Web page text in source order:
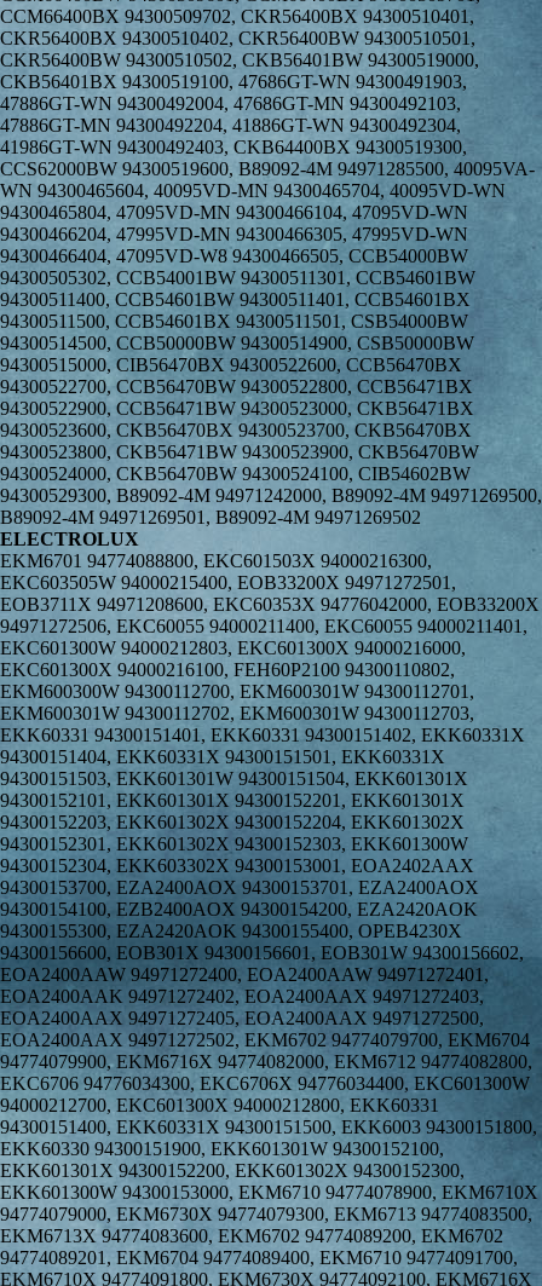
ELECTROLUX
EKM6701 94774088800, EKC601503X 94000216300, EKC603505W 94000215400, EOB33200X 94971272501, EOB3711X 94971208600, EKC60353X 94776042000, EOB33200X 94971272506, EKC60055 94000211400, EKC60055 94000211401, EKC601300W 94000212803, EKC601300X 94000216000, EKC601300X 94000216100, FEH60P2100 94300110802, EKM600300W 94300112700, EKM600301W 94300112701, EKM600301W 94300112702, EKM600301W 94300112703, EKK60331 94300151401, EKK60331 94300151402, EKK60331X 94300151404, EKK60331X 94300151501, EKK60331X 94300151503, EKK601301W 94300151504, EKK601301X 94300152101, EKK601301X 94300152201, EKK601301X 94300152203, EKK601302X 94300152204, EKK601302X 94300152301, EKK601302X 94300152303, EKK601300W 94300152304, EKK603302X 94300153001, EOA2402AAX 94300153700, EZA2400AOX 94300153701, EZA2400AOX 94300154100, EZB2400AOX 94300154200, EZA2420AOK 94300155300, EZA2420AOK 94300155400, OPEB4230X 94300156600, EOB301X 94300156601, EOB301W 94300156602, EOA2400AAW 94971272400, EOA2400AAW 94971272401, EOA2400AAK 94971272402, EOA2400AAX 94971272403, EOA2400AAX 94971272405, EOA2400AAX 94971272500, EOA2400AAX 94971272502, EKM6702 94774079700, EKM6704 94774079900, EKM6716X 94774082000, EKM6712 94774082800, EKC6706 94776034300, EKC6706X 94776034400, EKC601300W 94000212700, EKC601300X 94000212800, EKK60331 94300151400, EKK60331X 94300151500, EKK6003 94300151800, EKK60330 94300151900, EKK601301W 94300152100, EKK601301X 94300152200, EKK601302X 94300152300, EKK601300W 94300153000, EKM6710 94774078900, EKM6710X 94774079000, EKM6730X 94774079300, EKM6713 94774083500, EKM6713X 94774083600, EKM6702 94774089200, EKM6702 94774089201, EKM6704 94774089400, EKM6710 94774091700, EKM6710X 94774091800, EKM6730X 94774092100, EKM6716X 94774093900, EKM6712 94774094700, EKK60331 94774095800, EKK60331X 94774095900, EKK601301W 94774097000, EKK601301X 94774097100, EKK601302X 94774097400, EKK603302X 94774097700, EKK601300W 94774098500, EKK6003 94774098800, EKK60330 94774099000, EKC6706 94776040800, EKC6706X 94776040900, EKC601300W 94776042900, EKC601300X 94776043000, EOB3738X 94971185000, EOB3738X 94971226000, EOB33200X 94971251300, EOB31003X 94971251400, EKD607702W 94000231800, EKD607752X 94000231900, EOC6800X 94971191400, EOC6800X 94971191401, EOC6695X 94971193100, EOC6695X 94971226100, EOC6695X 94971226101, ESOPMSS 94971228200, ESOPMSS 94971228201, EKM607703W 94300131902, ESOPMSS 94971172001, EOC6695X 94971184200, EOC6695X 94971184201, EOC6800X 94971185500, ESOPMSS 94971193300, EKM6701X 94780504200, EKC6780X 94782500600, EKC607700W 94000230202, EKD607702X 94000231700, EKD607752W 94000232000, EKD607753X 94000232100, EKD607753W 94000232200, EKC607702W 94000232700, EKM607701W 94300130402, EKM607701W 94300130403, EKM606700W 94300130502, EKM606700W 94300130503, EKM607703W 94300131900, EKM607703W 94300131901, EKM70571X 94316901800, EOC69611X 94971294200, EOC69611X 94971294201, EOC69612X 94971294300, EOC69612X 94971294301, EOC66700X 94971303700, EOC55110X 94971304200, EKC60001W 94000201501, FHH6885GK 94000212203, EKC601300W 94000212703, EKD600500W 94000214205, EKD603500W 94000214405, EKC60005W 94000216701, EKC60007W 94000216901, EKD60005W 94000217101, EKD60008W 94000217201, EKD60008X 94000217301, EKC605302S 94000221900, EKC60007X 94000222800, EKE6005 94000250402, EKM60032 94300110503, EKM603501W 94300111804, EKM603501W 94300111805, EKM603501W 94300111806, EKM603501X 94300111904, EKM603501X 94300111905, EKM603501X 94300111906, EKK6005 94300151604, EKK6005 94300151605, EKK6005 94300151606, EKK603506X 94300155702, EKK603506X 94300155704, EKK603507X 94300156801, EKK603507X 94300156802, EKK603507X 94300156803, EKE511503W 94300400000, EKE511503W 94300400001, EKC513516W 94300400400, EKC513516W 94300400401, EKC513516W 94300400402, EKC513516X 94300400500, EKC513516X 94300400501, EKC513516X 94300400502, EKC513517W 94300400600, EKC513517W 94300400601, EKC513517W 94300400602, EKC513517X 94300400700, EKC513517X 94300400701, EKC513517X 94300400702, EKD513503X 94300400800, EKD513503X 94300400801, EKD513503X 94300400803, EKD513503X 94300400804, EKK511510W 94300404900, EKK511510W 94300404901, EKK511510W 94300404902, EKK511510X 94300405000, EKK511510X 94300405001, EKK511510X 94300405002, EKK513519W 94300405100, EKK513519W 94300405101, EKK513519W 94300405102, EKK513519W 94300405103, EKK513519X 94300405200, EKK513519X 94300405202, EKK513519X 94300405203, EKK513520X 94300405300, EKK513520X 94300405302, EKK513520X 94300405303, EKD514501W 94300406100, EKD514501W 94300406101, EKD514501W 94300406102, EKD514501W 94300406103, EKD514501W 94300406104, EKD514501W 94300406105, EKD514501X 94300406200, EKD514501X 94300406201, EKD514501X 94300406202, EKD514501X 94300406203, EKD514501X 94300406204, EKD514501X 94300406205, EKC510101W 94300406300, EKC510101W 94300406301, EKC510101W 94300406400, EKC510101W 94300406401, EKC510101X 94300406600, EKC510101X 94300406601, EKC512501W 94300406700, EKC512501W 94300406701, EKC514501W 94300406800, EKC514501W 94300406801, EKC514501W 94300406802, EKC514501W 94300406803, EKC514501W 94300406900, EKC514501W 94300406901, EKC514501W 94300406902, EKC514501X 94300407000, EKC514501X 94300407001, EKC514501X 94300407002, EKC514501X 94300407003, EKE510105W 94300407100, EKE510105W 94300407101, EKE510106W 94300407300, EKE510106W 94300407301, EKE510504W 94300407400, EKE510504W 94300407401, RTK505 94300408800, EKC510504W 94300409700, EKC510504W 94300409701, EKC513519X 94300409800, EKC513519X 94300409801, EKC513519X 94300409802, EKK511510W 94300410700, EKK511510W 94300410701, EKK511510W 94300410702, EKK511510W 94300410800, EKK511510W 94300410801, EKK511510W 94300410802, EKK511510W 94300410900, EKK511510W 94300410901, EKK511510W 94300410902, EKK511510X 94300411000, EKK511510X 94300411001, EKK511510X 94300411002, EKK511510X 94300411100, EKK511510X 94300411101, EKK511510X 94300411102, EKK511510X 94300411200, EKK511510X 94300411201, EKK511510X 94300411202, EKK513519W 94300411300, EKK513519W 94300411301, EKK513519W 94300411302, EKK513519W 94300411303, EKK513519W 94300411400, EKK513519W 94300411401, EKK513519W 94300411402, EKK513519W 94300411403, EKK513519X 94300411500, EKK513519X 94300411502, EKK513519X 94300411503, EKK513519X 94300411600, EKK513519X 94300411601, EKK513519X 94300411602, EKK513519X 94300411603, EKK513519X 94300411700, EKK513519X 94300411702, EKK513519X 94300411703, EKK513519X 94300411704, EKK513520X 94300411800, EKK513520X 94300411802, EKK513520X 94300411803, EKC513517K 94300417700, EKC513517K 94300417701, EKC513517K 94300417702, EKD510500W 94300417900, EKD510500W 94300417902, EKK513520X 94300419400, EKK513520X 94300419401, EKK513520X 94300419402, EKK513520X 94300419403, EKC513515X 94300421900, EKC54500OW 94300423600, EKC54502OW 94300424000, EKC54502OW 94300424001, EKC54502OK 94300424100, EKC54502OK 94300424101, EKC54502OX 94300424200, EKC54502OX 94300424201, EKI54500OX 94300424300, EKI54500OX 94300424301, EKK54500OX 94300426600, EKK54501OX 94300427000, EOB53010W 94971264403, EOB33200X 94971272504, EOB53003X 94971272702, EOB53003X 94971272704, EOB33031X 94971284802, EOB68713X 94971286603, EOB50000X 94971286802, EOB53010X 94971286902, EOB53011X 94971287004, EOB66714X 94971287403, EOB53102X 94971293003, OE6MX 94971300302, OE6SX 94971300402, EOB53004X 94971306100, EOB53103X 94971306200, EON21000X 94972207503, EON21000X 94972207505, EON33000X 94972207602, EON30620W 94972216501, EON30620B 94972216601, EON30620X 94972216701, EOB1711X 94971208400, EOB3709XN 94971208900, EOB3730X 94971213900, EOB3740X 94971214000, EOB31002X 94971259400, EOB31002SA 94971259500, EOB31002CW 94971259600, EOB31002X 94971272600, EOB31002X 94971272601, EOB31002X 94971272603, EOB31004X 94971292901, EOB31004X 94971292903, EOB31002SA 94971295600, EOB31002SA 94971295601, EOB31002CW 94971295700, EOB31002CW 94971295701, EOB31002K 94971304300, EOB3710X 94971151500, EOB3711W 94971167100, EOB3711X 94971167200, EOB3730X 94971169500, EKC511502W 94300400200, EKC511502W 94300400201, EKK510514W 94300404500, EKK511509W 94300404700, EKK511509W 94300404701, EKK511509W 94300404702, EKK511509X 94300404800, EKK511509X 94300404801, EKK511509X 94300404802, EKM511500W 94300405400, EKM511500W 94300405402, EKM511500X 94300405500, EKM511500X 94300405502, EKM511501W 94300405700, EKM511501W 94300405702, EKM511501X 94300405800, EKM511501X 94300405802, EKK511509W 94300409900, EKK511509W 94300409902, EKK511509W 94300410200, EKK511509W 94300410300, EKK511509W 94300410301, EKK511509W 94300410302, EKK511509W 94300410400, EKK511509W 94300410401, EKK511509W 94300410402, EKK511509X 94300410500, EKK511509X 94300410600, EKK511509X 94300410601, EKK511509X 94300410602, EKK511509X 94300412000, EKK511509X 94300412002, EKC51300OW 94300423400, EKC51300OW 94300423401, EKK51300OW 94300424400, EKK51300OW 94300424401, EKK51300OW 94300424402, EKK51300OW 94300424500, EKK51300OW 94300424501, EKK51300OW 94300424502, EKK51300OW 94300424503, EKK51300OW 94300424700, EKK51300OW 94300424701, EKK51300OW 94300424702, EKK51300OX 94300424900, EKK51300OX 94300425100, EKK51300OX 94300425200, EKK51300OX 94300425201, EKK51300OX 94300425202, EKM51301OX 94300427200, EKS51300OW 94300429500, EKS51300OW 94300429501, EKC52300OW 94300437200, EKC52300OW 94300437201, EKK51300OX 94300439000, EKK51300OX 94300439001, EKK51300OX 94300439100, EKK51300OX 94300439101, EKM51301OX 94300440400, EKM51301OX 94300440401, EKC951300W 94300450800, EKC952300W 94300452500, EKK951300W 94300452900, EKK951300W 94300452901, EKK951300X 94300453000, EKK951300X 94300453001, EKC951301W 94300457900, EKC952301W 94300458000, EKK951301W 94300459200, EKK951301X 94300459300, EKK951301X 94300459301, EKC51350OW 94300467700, EKK51350OW 94300469500, EKK51350OW 94300469600, EKK51350OX 94300469700, EKK51350OX 94300469800, EKM51351OX 94300471800, EKC954301W 94300472900, EKC954301X 94300473000, EKK51351OW 94300473700, EOB1711X 94971167000, EOB3709XN 94971174400, EOB3740X 94971176600, EKM6740 94774078001, EKM6745X 94774078101, EKM6701 94774078300, EKM6700 94774078600, EKM6715 94774079100, EKM6715X 94774079200, EKM6703 947740